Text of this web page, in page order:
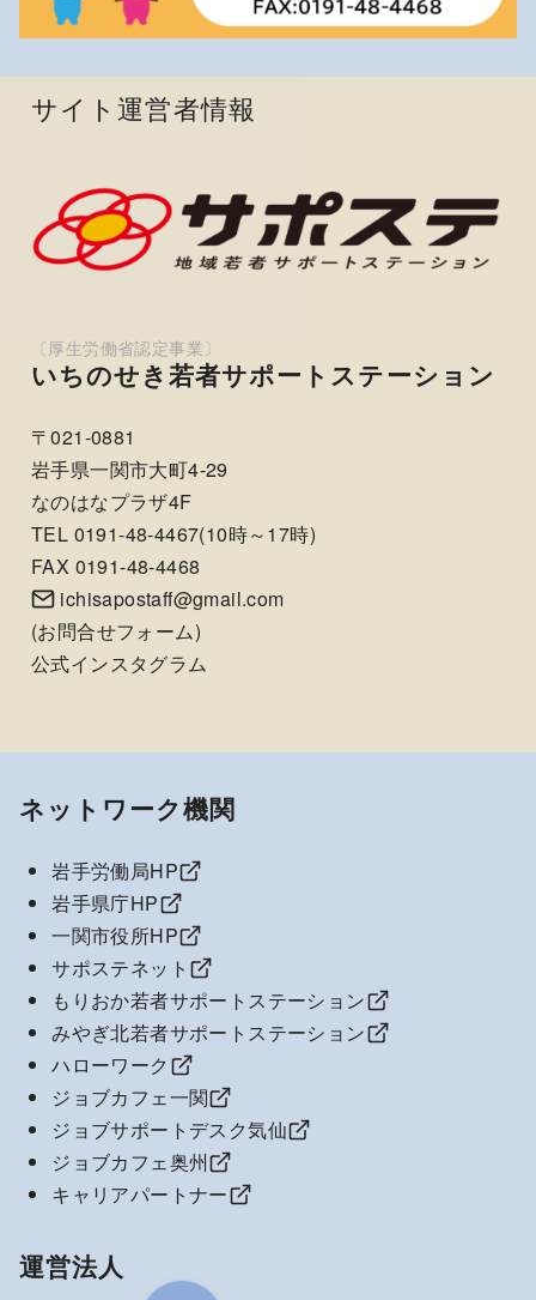
サイト運営者情報
いちのせき若者サポートステーション
〒021-0881
岩手県一関市大町4-29
なのはなプラザ4F
TEL 0191-48-4467(10時～17時)
FAX 0191-48-4468
ichisapostaff@gmail.com
(お問合せフォーム)
公式インスタグラム
ネットワーク機関
岩手労働局HP
岩手県庁HP
一関市役所HP
サポステネット
もりおか若者サポートステーション
みやぎ北若者サポートステーション
ハローワーク
ジョブカフェ一関
ジョブサポートデスク気仙
ジョブカフェ奥州
キャリアパートナー
運営法人